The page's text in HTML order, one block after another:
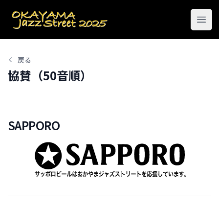
おかやまジャズストリート
戻る
協賛（50音順）
SAPPORO